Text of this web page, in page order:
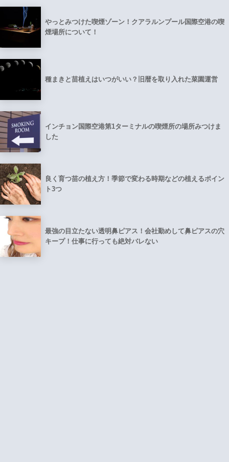
やっとみつけた喫煙ゾーン！クアラルンプール国際空港の喫
煙場所について！
種まきと苗植えはいつがいい？旧暦を取り入れた菜園運営
インチョン国際空港第1ターミナルの喫煙所の場所みつけま
した
良く育つ苗の植え方！季節で変わる時期などの植えるポイン
ト3つ
最強の目立たない透明鼻ピアス！会社勤めして鼻ピアスの穴
キープ！仕事に行っても絶対バレない